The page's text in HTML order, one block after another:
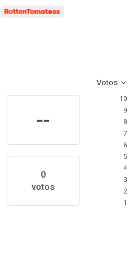
Votos
--
0
votos
10
9
8
7
6
5
4
3
2
1